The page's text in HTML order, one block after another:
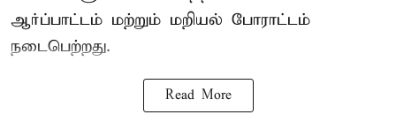
ஆர்ப்பாட்டம் மற்றும் மறியல் போராட்டம்
நடைபெற்றது.
Read More